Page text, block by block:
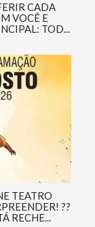
CADA
VOCÊ E
TOD...
TEATRO
??
RECHE...